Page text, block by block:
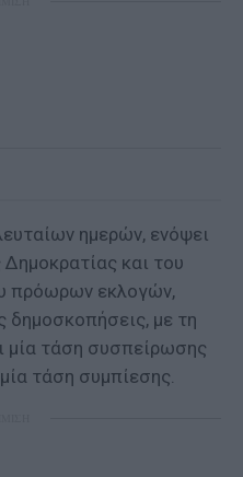
ημερών, ενόψει
και του
πρόωρων εκλογών,
δημοσκοπήσεις, με τη
μία τάση συσπείρωσης
τάση συμπίεσης.